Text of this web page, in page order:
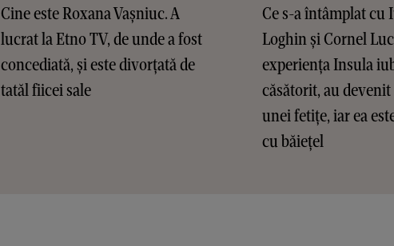
Cine este Roxana Vașniuc. A
lucrat la Etno TV, de unde a fost
concediată, și este divorțată de
tatăl fiicei sale
Ce s-a întâmplat cu
Loghin și Cornel
experiența Insula
căsătorit, au
unei fetițe, iar ea
cu băiețel